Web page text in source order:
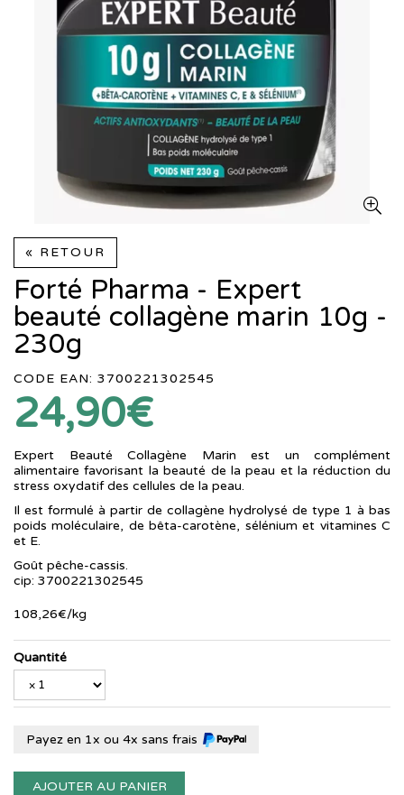
« RETOUR
Forté Pharma - Expert
beauté collagène marin 10g -
230g
CODE EAN: 3700221302545
24,90€
Expert Beauté Collagène Marin est un complément
alimentaire favorisant la beauté de la peau et la réduction du
stress oxydatif des cellules de la peau.
Il est formulé à partir de collagène hydrolysé de type 1 à bas
poids moléculaire, de bêta-carotène, sélénium et vitamines C
et E.
Goût pêche-cassis.
cip: 3700221302545
108,26€/kg
Quantité
Payez en 1x ou 4x sans frais
AJOUTER AU PANIER